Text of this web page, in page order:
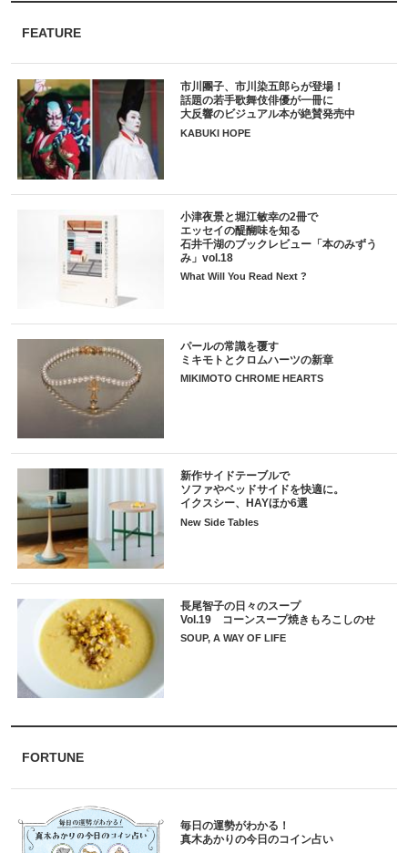
FEATURE
市川團子、市川染五郎らが登場！
話題の若手歌舞伎俳優が一冊に
大反響のビジュアル本が絶賛発売中
KABUKI HOPE
小津夜景と堀江敏幸の2冊で
エッセイの醍醐味を知る
石井千湖のブックレビュー「本のみずう
み」vol.18
What Will You Read Next ?
パールの常識を覆す
ミキモトとクロムハーツの新章
MIKIMOTO CHROME HEARTS
新作サイドテーブルで
ソファやベッドサイドを快適に。
イクスシー、HAYほか6選
New Side Tables
長尾智子の日々のスープ
Vol.19 コーンスープ焼きもろこしのせ
SOUP, A WAY OF LIFE
FORTUNE
毎日の運勢がわかる！